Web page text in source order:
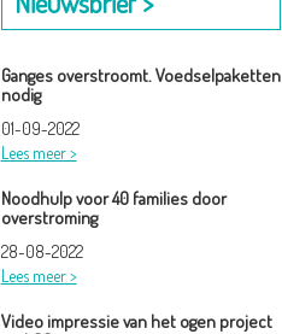
Ganges overstroomt. Voedselpaketten
nodig
01-09-2022
Lees meer >
Noodhulp voor 40 families door
overstroming
28-08-2022
Lees meer >
Video impressie van het ogen project